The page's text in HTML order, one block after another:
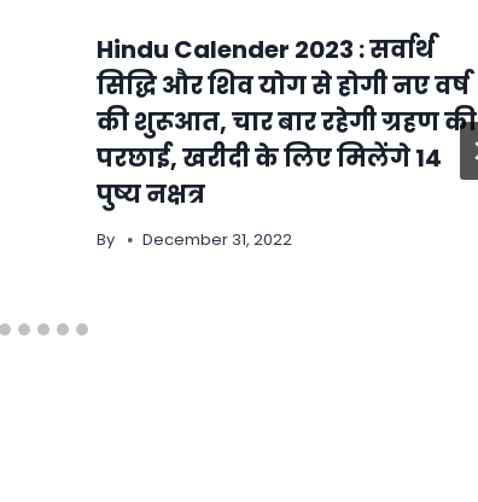
Hindu Calender 2023 : सर्वार्थ
सिद्धि और शिव योग से होगी नए वर्ष
की शुरूआत, चार बार रहेगी ग्रहण की
परछाई, खरीदी के लिए मिलेंगे 14
पुष्य नक्षत्र
By December 31, 2022